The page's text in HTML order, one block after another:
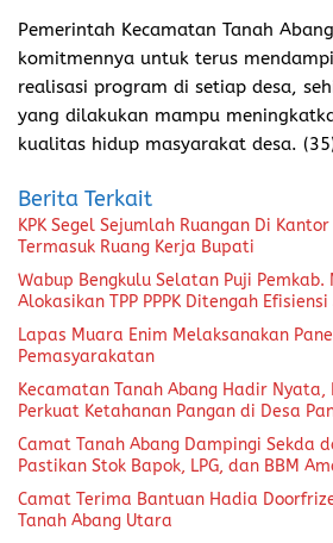
Pemerintah Kecamatan Tanah
komitmennya untuk terus
realisasi program di setiap desa,
yang dilakukan mampu
kualitas hidup masyarakat desa.
Berita Terkait
KPK Segel Sejumlah Ruangan Di
Termasuk Ruang Kerja Bupati
Wabup Bengkulu Selatan Puji Pemkab.
Alokasikan TPP PPPK Ditengah
Lapas Muara Enim Melaksanakan
Pemasyarakatan
Kecamatan Tanah Abang Hadir Nyata,
Perkuat Ketahanan Pangan di Desa
Camat Tanah Abang Dampingi Sekda
Pastikan Stok Bapok, LPG, dan BBM
Camat Terima Bantuan Hadia
Tanah Abang Utara